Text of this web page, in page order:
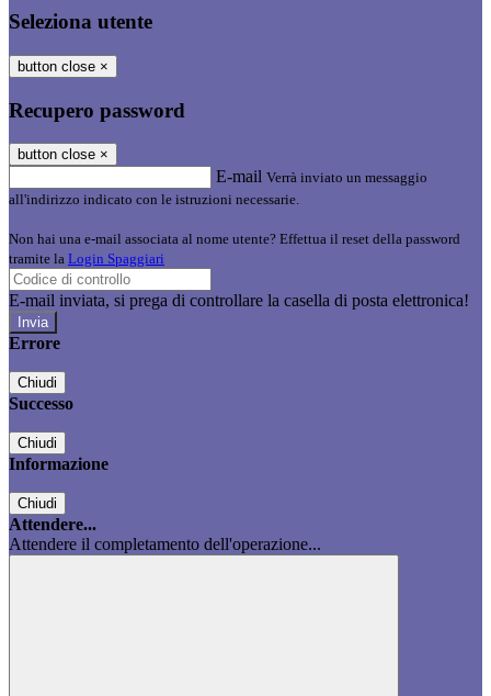
Seleziona utente
button close ×
Recupero password
button close ×
E-mail Verrà inviato un messaggio
all'indirizzo indicato con le istruzioni necessarie.
Non hai una e-mail associata al nome utente? Effettua il reset della password
tramite la Login Spaggiari
E-mail inviata, si prega di controllare la casella di posta elettronica!
Errore
Chiudi
Successo
Chiudi
Informazione
Chiudi
Attendere...
Attendere il completamento dell'operazione...